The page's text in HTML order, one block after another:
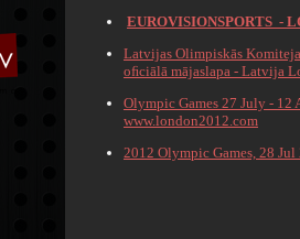
EUROVISIONSPORTS -
Latvijas Olimpiskās
oﬁciālā mājaslapa - Latvija
Olympic Games 27 July - 12
www.london2012.com
2012 Olympic Games, 28